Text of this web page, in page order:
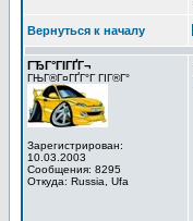
Вернуться к началу
ГЂГ°ГІГҐГ¬
ГЊГ®Г¤ГҐГ°Г ГІГ®Г°
Зарегистрирован:
10.03.2003
Сообщения: 8295
Откуда: Russia, Ufa